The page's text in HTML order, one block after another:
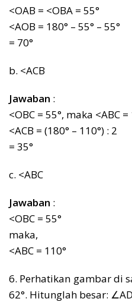
<OAB = <OBA = 55°
<AOB = 180° – 55° – 55°
= 70°
b. <ACB
Jawaban :
<OBC = 55°, maka <ABC =
<ACB = (180° – 110°) : 2
= 35°
c. <ABC
Jawaban :
<OBC = 55°
maka,
<ABC = 110°
6. Perhatikan gambar di
62°. Hitunglah besar: